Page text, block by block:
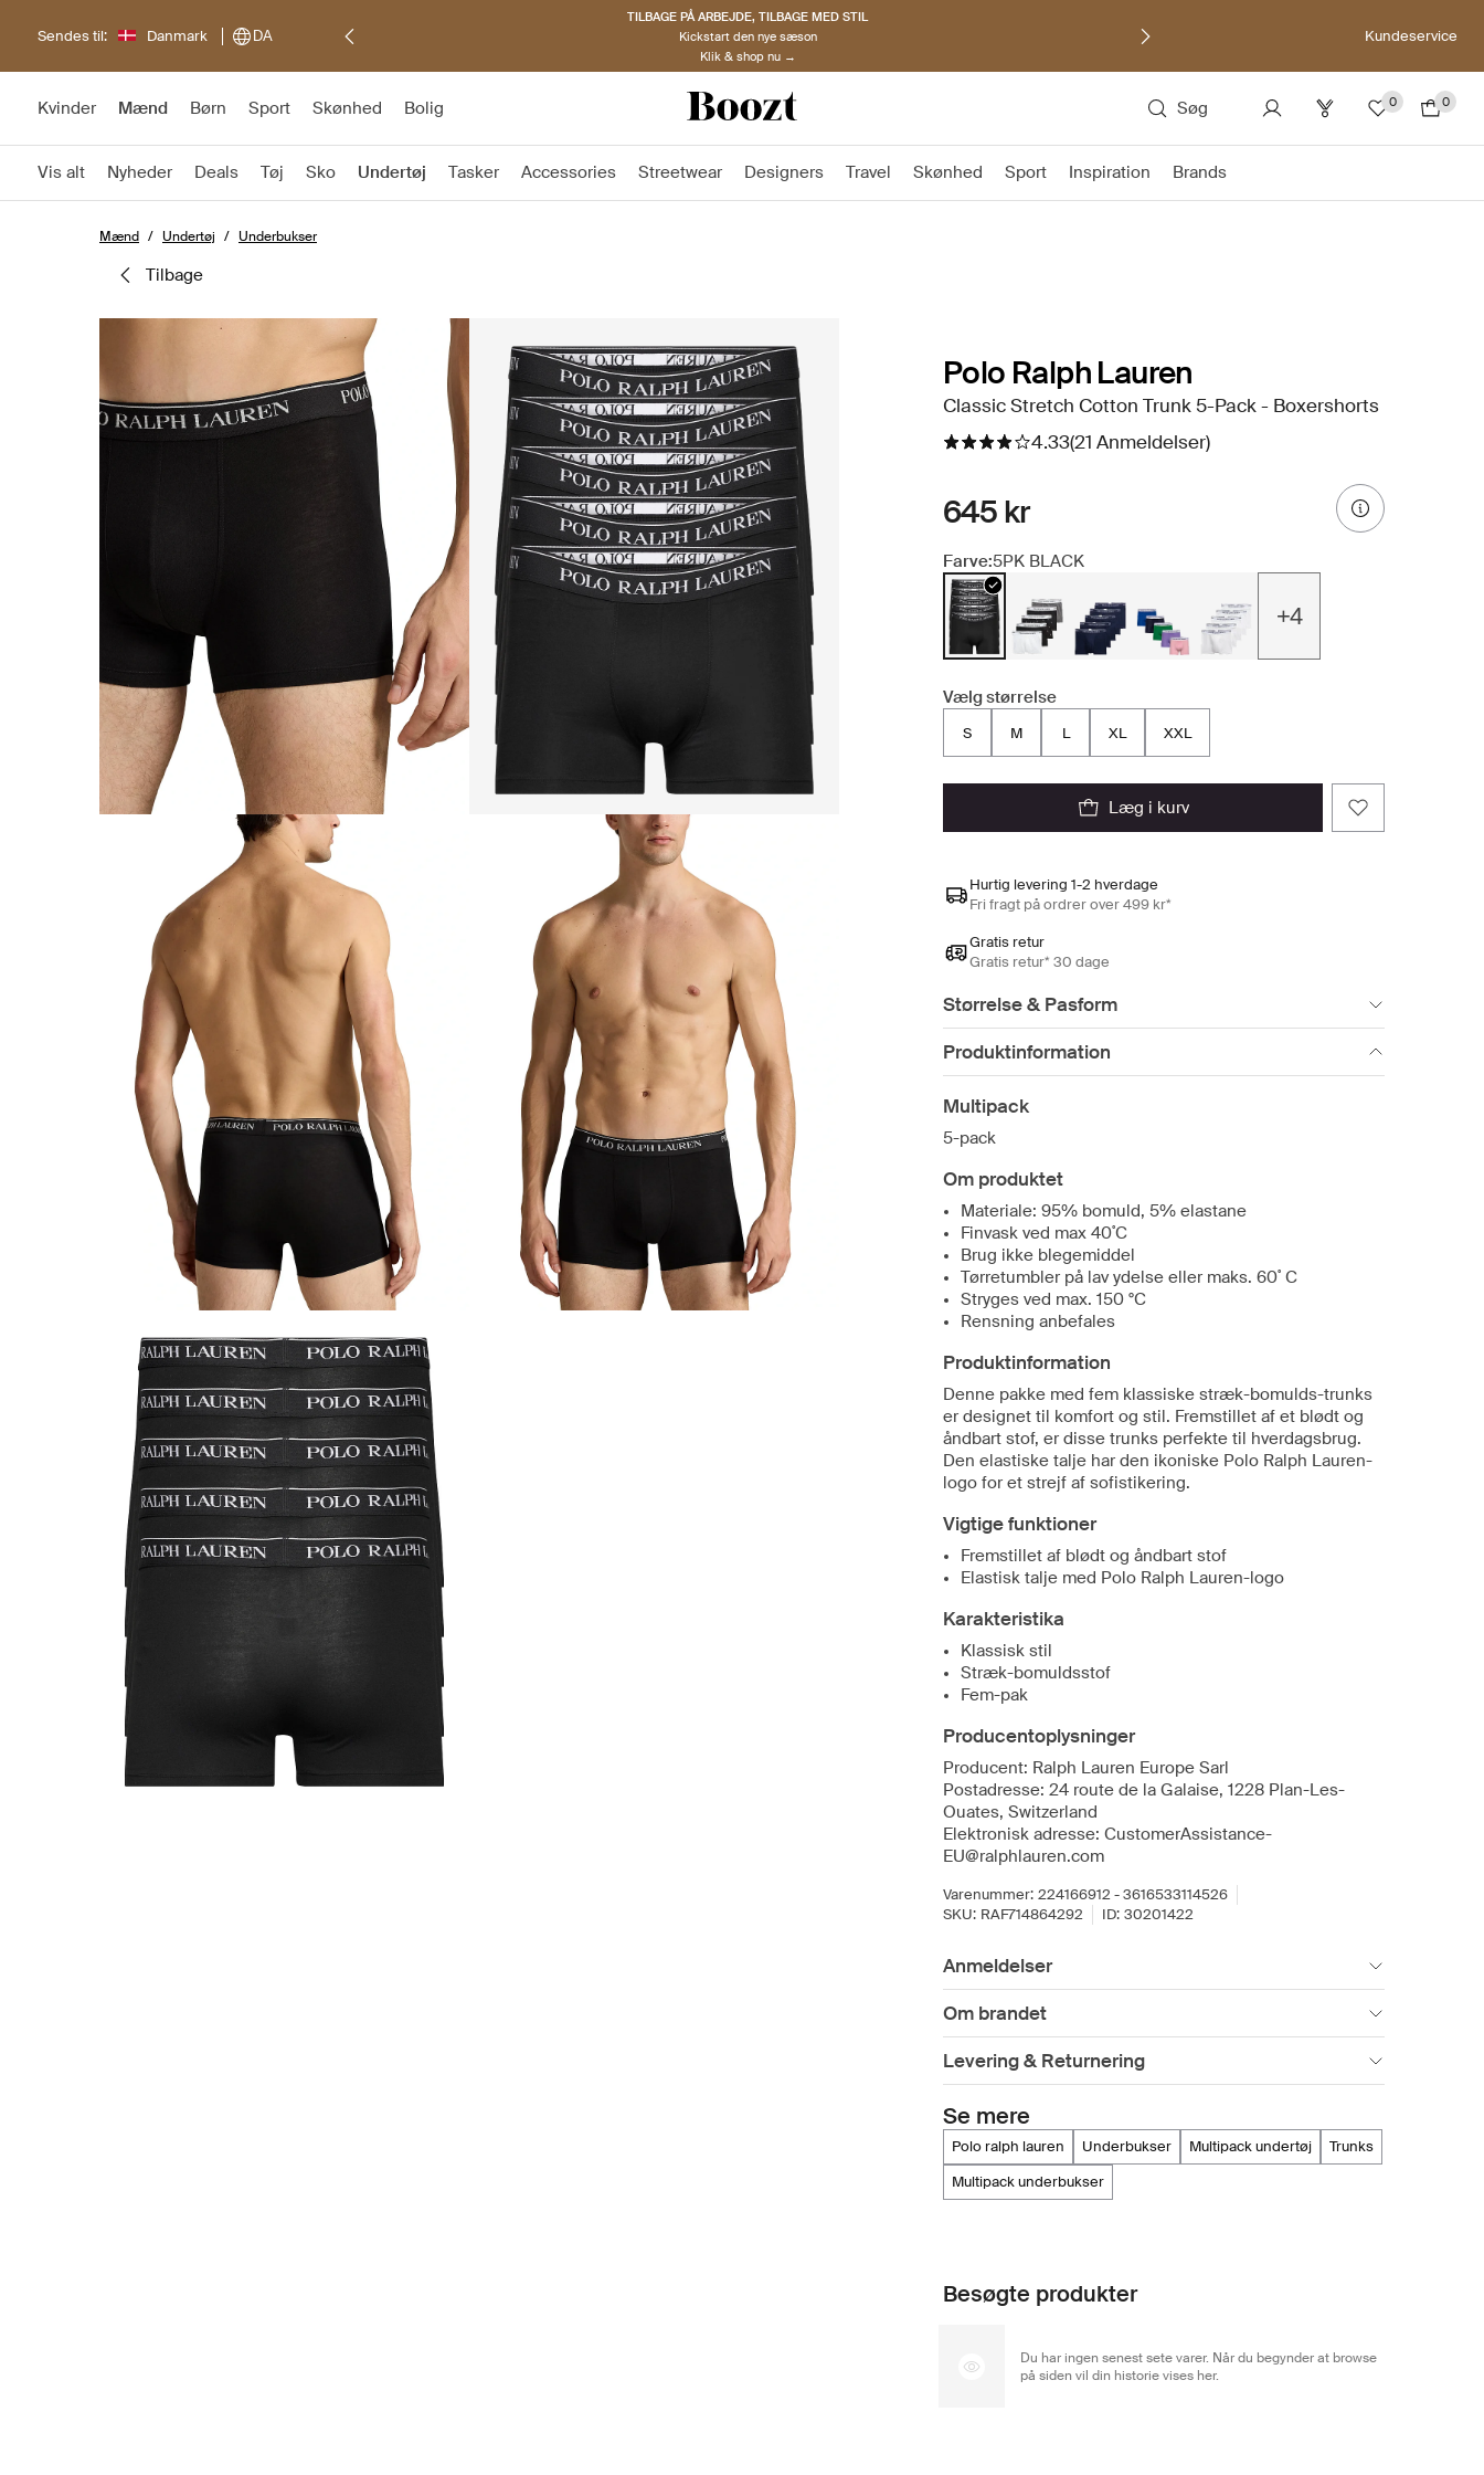
Sendes til: Danmark DA
TILBAGE PÅ ARBEJDE, TILBAGE MED STIL
Kickstart den nye sæson
Klik & shop nu →
Kundeservice
Kvinder Mænd Børn Sport Skønhed Bolig Søg 0 0
Vis alt Nyheder Deals Tøj Sko Undertøj Tasker Accessories Streetwear Designers Travel Skønhed Sport Inspiration Brands
Mænd Undertøj Underbukser
tilbage
Polo Ralph Lauren
Classic Stretch Cotton Trunk 5-Pack - Boxershorts
4.33(21 Anmeldelser)
645 kr
Farve:5PK BLACK
+4
Vælg størrelse
S M L XL XXL
læg i kurv
Hurtig levering 1-2 hverdage
Fri fragt på ordrer over 499 kr*
Gratis retur
Gratis retur* 30 dage
Størrelse & Pasform
Produktinformation
Multipack
5-pack
Om produktet
Materiale: 95% bomuld, 5% elastane
Finvask ved max 40˚C
Brug ikke blegemiddel
Tørretumbler på lav ydelse eller maks. 60˚ C
Stryges ved max. 150 °C
Rensning anbefales
Produktinformation
Denne pakke med fem klassiske stræk-bomulds-trunks
er designet til komfort og stil. Fremstillet af et blødt og
åndbart stof, er disse trunks perfekte til hverdagsbrug.
Den elastiske talje har den ikoniske Polo Ralph Lauren-
logo for et strejf af sofistikering.
Vigtige funktioner
Fremstillet af blødt og åndbart stof
Elastisk talje med Polo Ralph Lauren-logo
Karakteristika
Klassisk stil
Stræk-bomuldsstof
Fem-pak
Producentoplysninger
Producent: Ralph Lauren Europe Sarl
Postadresse: 24 route de la Galaise, 1228 Plan-Les-
Ouates, Switzerland
Elektronisk adresse: CustomerAssistance-
EU@ralphlauren.com
Varenummer: 224166912 - 3616533114526
SKU: RAF714864292 ID: 30201422
Anmeldelser
Om brandet
Levering & Returnering
Se mere
polo ralph lauren underbukser multipack undertøj
trunks
multipack underbukser
Besøgte produkter
Du har ingen senest sete varer. Når du begynder at browse
på siden vil din historie vises her.